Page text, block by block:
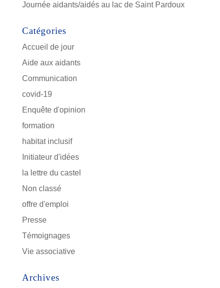
Journée aidants/aidés au lac de Saint Pardoux
Catégories
Accueil de jour
Aide aux aidants
Communication
covid-19
Enquête d'opinion
formation
habitat inclusif
Initiateur d'idées
la lettre du castel
Non classé
offre d'emploi
Presse
Témoignages
Vie associative
Archives